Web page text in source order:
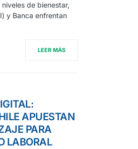
de bienestar,
y Banca enfrentan
LEER MÁS
APUESTAN
PARA
LABORAL